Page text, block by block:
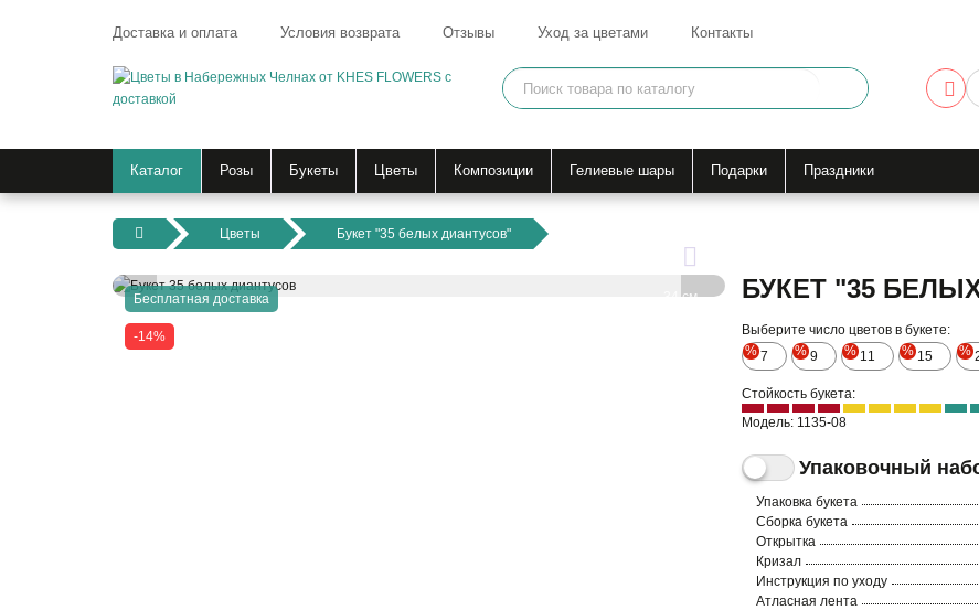
Доставка и оплата Условия возврата Отзывы Уход за цветами Контакты
Каталог Розы Букеты Цветы Композиции Гелиевые шары Подарки Праздники
Цветы Букет "35 белых диантусов"
Бесплатная доставка
-14%
34 см БУКЕТ "35
Выберите число цветов в букете:
% 7 % 9 % 11 % 15 %
Стойкость букета:
Модель: 1135-08
Упаковочный
Упаковка букета
Сборка букета
Открытка
Кризал
Инструкция по уходу
Атласная лента